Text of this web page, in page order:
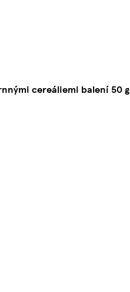
cereáliemi balení 50 g